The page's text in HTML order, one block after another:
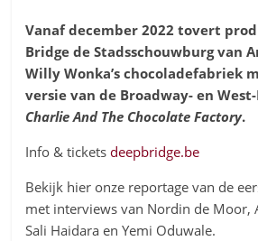
Vanaf december 2022 tovert
Bridge de Stadsschouwburg van
Willy Wonka’s chocoladefabriek
versie van de Broadway- en
Charlie And The Chocolate Factory.
Info & ticketsdeepbridge.be
Bekijk hier onze reportage van de
met interviews van Nordin de Moor,
Sali Haidara en Yemi Oduwale.